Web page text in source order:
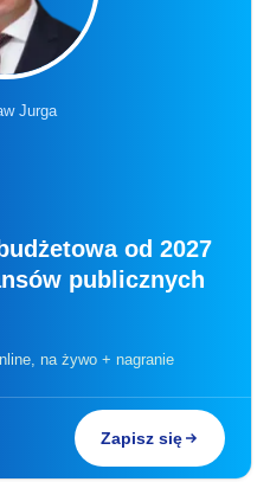
Jurga
od 2027
publicznych
na żywo + nagranie
Zapisz się